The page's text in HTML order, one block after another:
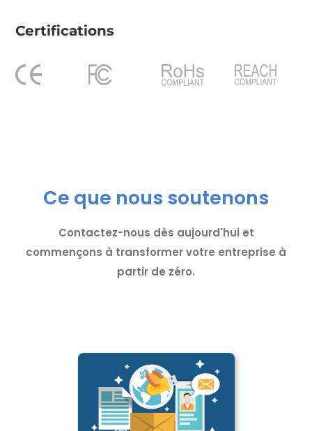
Certifications
Ce que nous soutenons
Contactez-nous dès aujourd'hui et
commençons à transformer votre entreprise à
partir de zéro.